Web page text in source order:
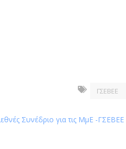
ΓΣΕΒΕΕ
Συνέδριο για τις ΜμΕ -ΓΣΕΒΕΕ